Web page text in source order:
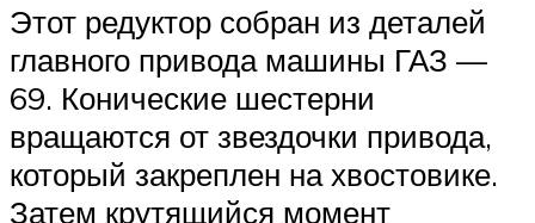
Этот редуктор собран из деталей
главного привода машины ГАЗ —
69. Конические шестерни
вращаются от звездочки привода,
который закреплен на хвостовике.
Затем крутящийся момент